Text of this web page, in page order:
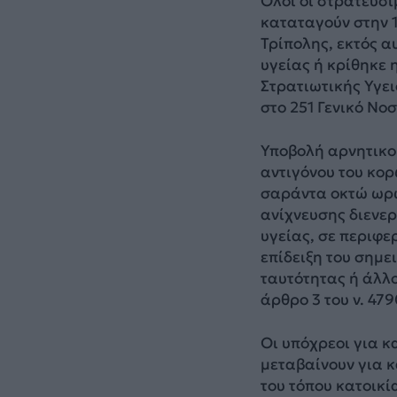
καταταγούν στην
Τρίπολης, εκτός
υγείας ή
Στρατιωτικής
στο 251 Γενικό
Υποβολή
αντιγόνου του
σαράντα οκτώ
ανίχνευσης
υγείας, σε
επίδειξη του
ταυτότητας ή
άρθρο 3 του ν.
Οι υπόχρεοι για
μεταβαίνουν για
του τόπου